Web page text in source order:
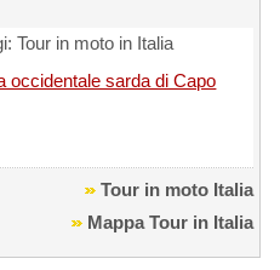
Tour in moto in Italia
occidentale sarda di Capo
Tour in moto Italia
Mappa Tour in Italia